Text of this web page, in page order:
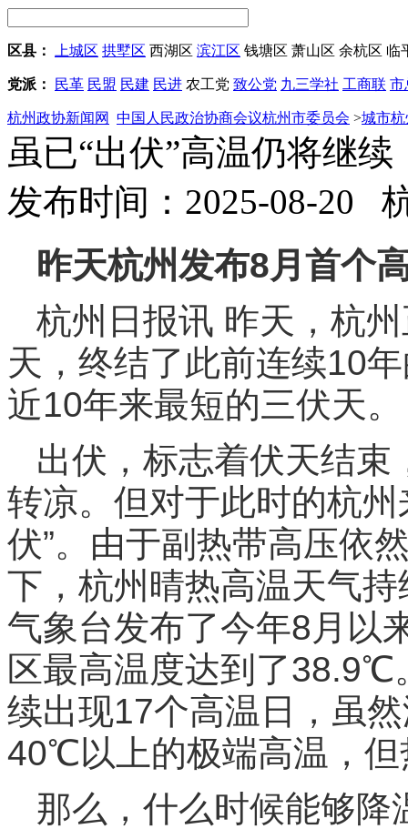
区县： 上城区 拱墅区 西湖区 滨江区 钱塘区 萧山区 余杭区 临
党派： 民革 民盟 民建 民进 农工党 致公党 九三学社 工商联 市
杭州政协新闻网 中国人民政治协商会议杭州市委员会 >城市杭
虽已“出伏”高温仍将继续
发布时间：2025-08-20
昨天杭州发布8月首个
杭州日报讯 昨天，杭
天，终结了此前连续10
近10年来最短的三伏天。
出伏，标志着伏天结
转凉。但对于此时的杭州
伏”。由于副热带高压依
下，杭州晴热高温天气
气象台发布了今年8月以
区最高温度达到了38.9℃
续出现17个高温日，虽
40℃以上的极端高温，
那么，什么时候能够降